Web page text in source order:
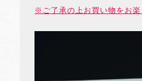
※ご了承の上お買い物をお楽